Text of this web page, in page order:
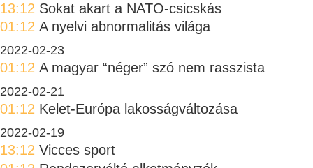
13:12 Sokat akart a NATO-csicskás
01:12 A nyelvi abnormalitás világa
2022-02-23
01:12 A magyar “néger” szó nem rasszista
2022-02-21
01:12 Kelet-Európa lakosságváltozása
2022-02-19
13:12 Vicces sport